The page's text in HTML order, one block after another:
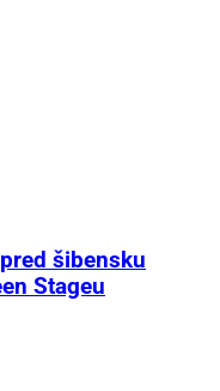
šibensku
Stageu